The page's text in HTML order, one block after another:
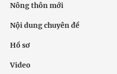
Nông thôn mới
Nội dung chuyên đề
Hồ sơ
Video